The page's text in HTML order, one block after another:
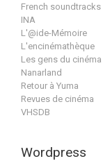
French soundtracks
INA
L'@ide-Mémoire
L'encinémathèque
Les gens du cinéma
Nanarland
Retour à Yuma
Revues de cinéma
VHSDB
Wordpress